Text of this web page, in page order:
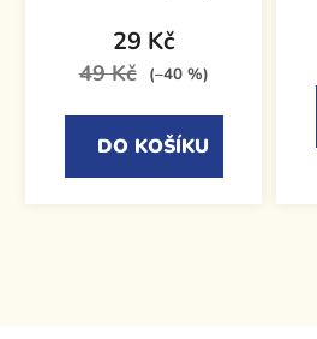
29 Kč
49 Kč (–40 %)
DO KOŠÍKU